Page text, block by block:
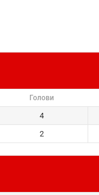
Голови
4
2